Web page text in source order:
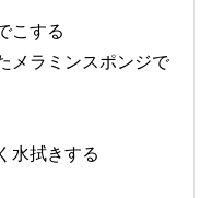
こする
メラミンスポンジで
水拭きする